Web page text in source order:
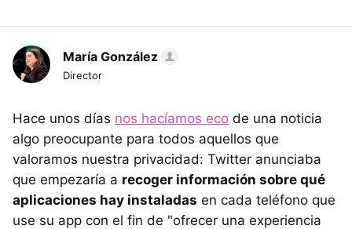
María González
Director
Hace unos días nos hacíamos eco de una noticia
algo preocupante para todos aquellos que
valoramos nuestra privacidad: Twitter anunciaba
que empezaría a recoger información sobre qué
aplicaciones hay instaladas en cada teléfono que
use su app con el fin de "ofrecer una experiencia